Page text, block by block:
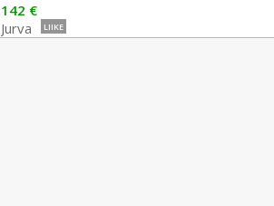
142 €
Jurva
LIIKE